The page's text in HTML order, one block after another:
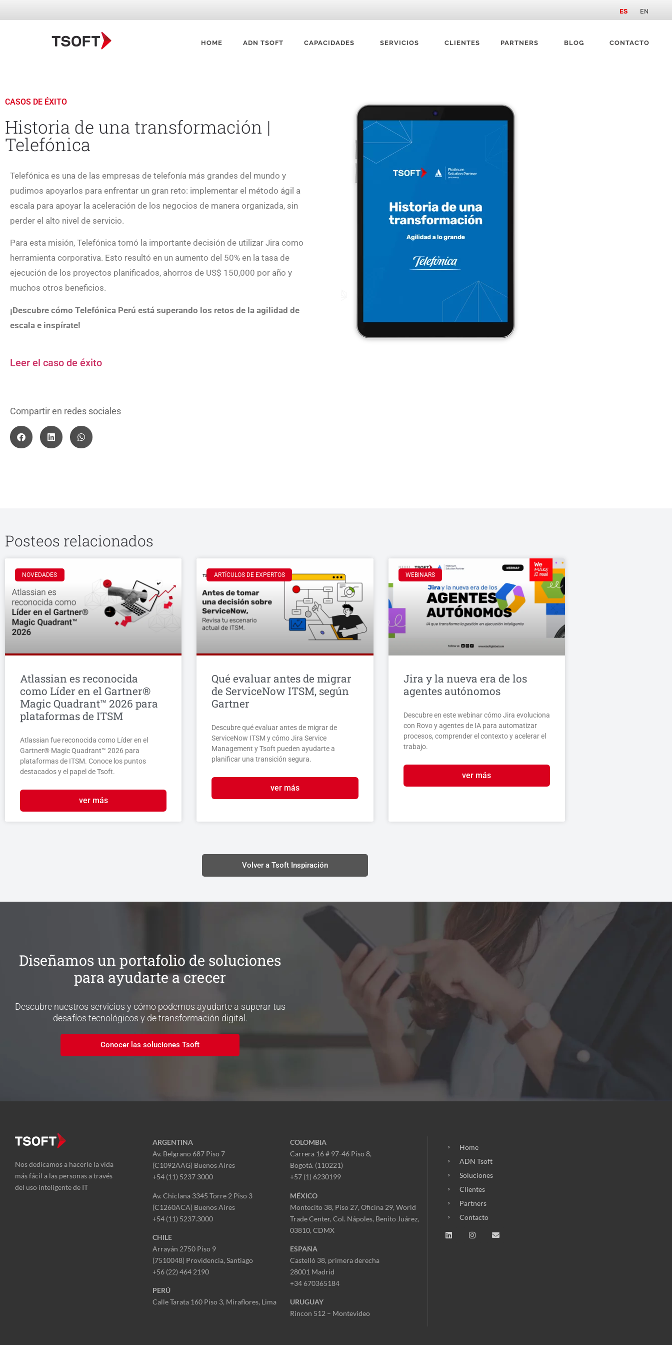
ES EN
HOME ADN TSOFT CAPACIDADES SERVICIOS CLIENTES PARTNERS BLOG CONTACTO
CASOS DE ÉXITO
Historia de una transformación |
Telefónica
Telefónica es una de las empresas de telefonía más grandes del mundo y
pudimos apoyarlos para enfrentar un gran reto: implementar el método ágil a
escala para apoyar la aceleración de los negocios de manera organizada, sin
perder el alto nivel de servicio.
Para esta misión, Telefónica tomó la importante decisión de utilizar Jira como
herramienta corporativa. Esto resultó en un aumento del 50% en la tasa de
ejecución de los proyectos planificados, ahorros de US$ 150,000 por año y
muchos otros beneficios.
¡Descubre cómo Telefónica Perú está superando los retos de la agilidad de
escala e inspírate!
Leer el caso de éxito
Compartir en redes sociales
Posteos relacionados
NOVEDADES
Atlassian es reconocida
como Líder en el Gartner®
Magic Quadrant™ 2026 para
plataformas de ITSM
Atlassian fue reconocida como Líder en el
Gartner® Magic Quadrant™ 2026 para
plataformas de ITSM. Conoce los puntos
destacados y el papel de Tsoft.
ver más
ARTÍCULOS DE EXPERTOS
Qué evaluar antes de migrar
de ServiceNow ITSM, según
Gartner
Descubre qué evaluar antes de migrar de
ServiceNow ITSM y cómo Jira Service
Management y Tsoft pueden ayudarte a
planificar una transición segura.
ver más
WEBINARS
Jira y la nueva era de los
agentes autónomos
Descubre en este webinar cómo Jira evoluciona
con Rovo y agentes de IA para automatizar
procesos, comprender el contexto y acelerar el
trabajo.
ver más
Volver a Tsoft Inspiración
Diseñamos un portafolio de soluciones
para ayudarte a crecer
Descubre nuestros servicios y cómo podemos ayudarte a superar tus
desafíos tecnológicos y de transformación digital.
Conocer las soluciones Tsoft
Nos dedicamos a hacerle la vida
más fácil a las personas a través
del uso inteligente de IT
ARGENTINA
Av. Belgrano 687 Piso 7
(C1092AAG) Buenos Aires
+54 (11) 5237 3000
Av. Chiclana 3345 Torre 2 Piso 3
(C1260ACA) Buenos Aires
+54 (11) 5237.3000
CHILE
Arrayán 2750 Piso 9
(7510048) Providencia, Santiago
+56 (22) 464 2190
PERÚ
Calle Tarata 160 Piso 3, Miraflores, Lima
COLOMBIA
Carrera 16 # 97-46 Piso 8,
Bogotá. (110221)
+57 (1) 6230199
MÉXICO
Montecito 38, Piso 27, Oficina 29, World
Trade Center, Col. Nápoles, Benito Juárez,
03810, CDMX
ESPAÑA
Castelló 38, primera derecha
28001 Madrid
+34 670365184
URUGUAY
Rincon 512 – Montevideo
Home
ADN Tsoft
Soluciones
Clientes
Partners
Contacto